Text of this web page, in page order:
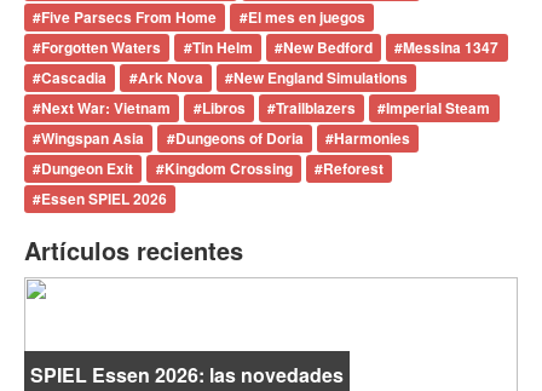
#Five Parsecs From Home #El mes en juegos
#Forgotten Waters #Tin Helm #New Bedford #Messina 1347
#Cascadia #Ark Nova #New England Simulations
#Next War: Vietnam #Libros #Trailblazers #Imperial Steam
#Wingspan Asia #Dungeons of Doria #Harmonies
#Dungeon Exit #Kingdom Crossing #Reforest
#Essen SPIEL 2026
Artículos recientes
SPIEL Essen 2026: las novedades